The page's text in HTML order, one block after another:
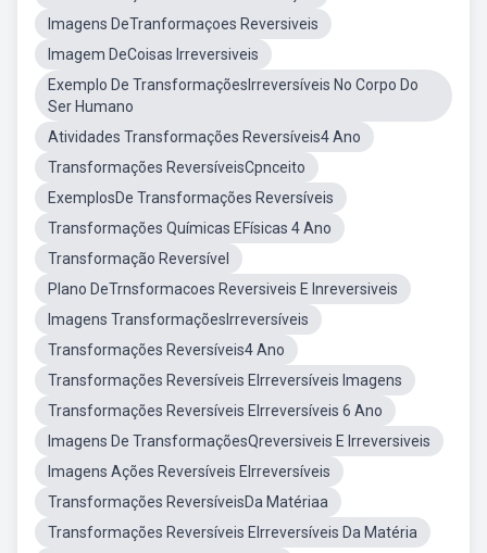
Imagens DeTranformaçoes Reversiveis
Imagem DeCoisas Irreversiveis
Exemplo De TransformaçõesIrreversíveis No Corpo Do
Ser Humano
Atividades Transformações Reversíveis4 Ano
Transformações ReversíveisCpnceito
ExemplosDe Transformações Reversíveis
Transformações Químicas EFísicas 4 Ano
Transformação Reversível
Plano DeTrnsformacoes Reversiveis E Inreversiveis
Imagens TransformaçõesIrreversíveis
Transformações Reversíveis4 Ano
Transformações Reversíveis EIrreversíveis Imagens
Transformações Reversíveis EIrreversíveis 6 Ano
Imagens De TransformaçõesQreversiveis E Irreversiveis
Imagens Ações Reversíveis EIrreversíveis
Transformações ReversíveisDa Matériaa
Transformações Reversíveis EIrreversíveis Da Matéria